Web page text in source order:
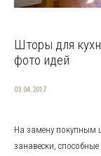
Шторы для
фото идей
03.04.2017
На замену покупным
занавески,